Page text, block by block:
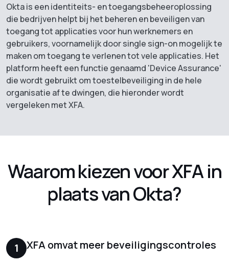
Okta is een identiteits- en toegangsbeheeroplossing
die bedrijven helpt bij het beheren en beveiligen van
toegang tot applicaties voor hun werknemers en
gebruikers, voornamelijk door single sign-on mogelijk te
maken om toegang te verlenen tot vele applicaties. Het
platform heeft een functie genaamd 'Device Assurance'
die wordt gebruikt om toestelbeveiliging in de hele
organisatie af te dwingen, die hieronder wordt
vergeleken met XFA.
Waarom kiezen voor XFA in
plaats van Okta?
1 XFA omvat meer beveiligingscontroles